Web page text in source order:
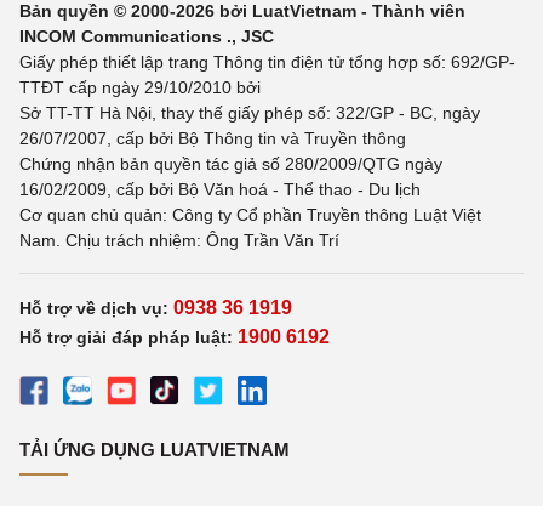
Bản quyền © 2000-2026 bởi LuatVietnam - Thành viên
INCOM Communications ., JSC
Giấy phép thiết lập trang Thông tin điện tử tổng hợp số: 692/GP-
TTĐT cấp ngày 29/10/2010 bởi
Sở TT-TT Hà Nội, thay thế giấy phép số: 322/GP - BC, ngày
26/07/2007, cấp bởi Bộ Thông tin và Truyền thông
Chứng nhận bản quyền tác giả số 280/2009/QTG ngày
16/02/2009, cấp bởi Bộ Văn hoá - Thể thao - Du lịch
Cơ quan chủ quản: Công ty Cổ phần Truyền thông Luật Việt
Nam. Chịu trách nhiệm: Ông Trần Văn Trí
Hỗ trợ về dịch vụ: 0938 36 1919
Hỗ trợ giải đáp pháp luật: 1900 6192
TẢI ỨNG DỤNG LUATVIETNAM